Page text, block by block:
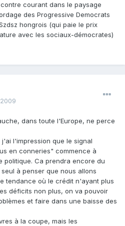
courant dans le paysage
des Progressive Democrats
hongrois (qui paie le prix
avec les sociaux-démocrates)
dans toute l'Europe, ne perce
l'impression que le signal
en conneries" commence à
politique. Ca prendra encore du
à penser que nous allons
tendance où le crédit n'ayant plus
déficits non plus, on va pouvoir
et faire dans une baisse des
à la coupe, mais les